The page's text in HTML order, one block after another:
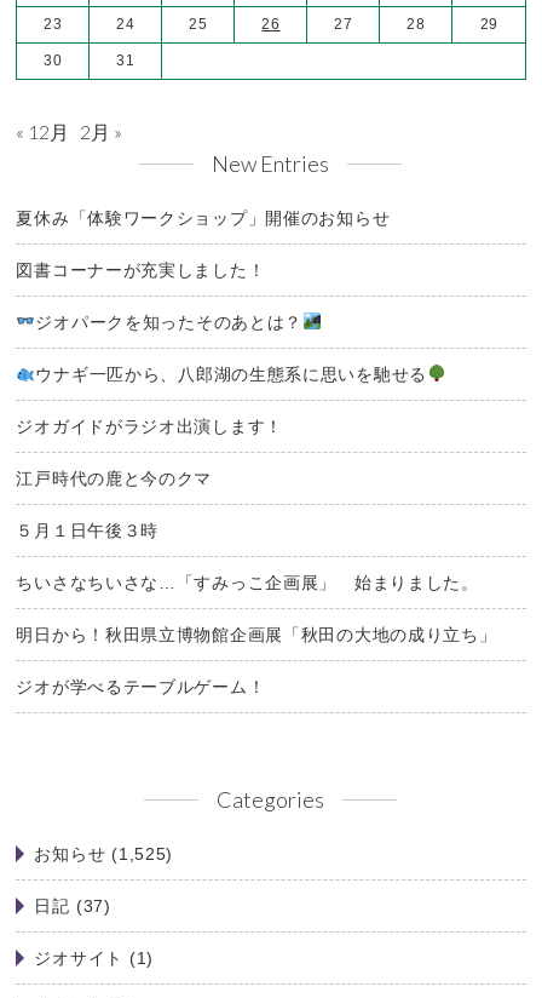
23 24 25 26 27 28 29
30 31
« 12月 2月 »
New Entries
夏休み「体験ワークショップ」開催のお知らせ
図書コーナーが充実しました！
ジオパークを知ったそのあとは？
ウナギ一匹から、八郎湖の生態系に思いを馳せる
ジオガイドがラジオ出演します！
江戸時代の鹿と今のクマ
５月１日午後３時
ちいさなちいさな…「すみっこ企画展」 始まりました。
明日から！秋田県立博物館企画展「秋田の大地の成り立ち」
ジオが学べるテーブルゲーム！
Categories
お知らせ (1,525)
日記 (37)
ジオサイト (1)